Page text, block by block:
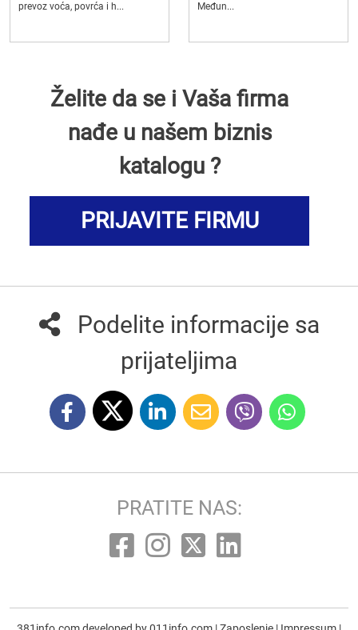
prevoz voća, povrća i h...
Međun...
Želite da se i Vaša firma
nađe u našem biznis
katalogu ?
PRIJAVITE FIRMU
Podelite informacije sa
prijateljima
PRATITE NAS: